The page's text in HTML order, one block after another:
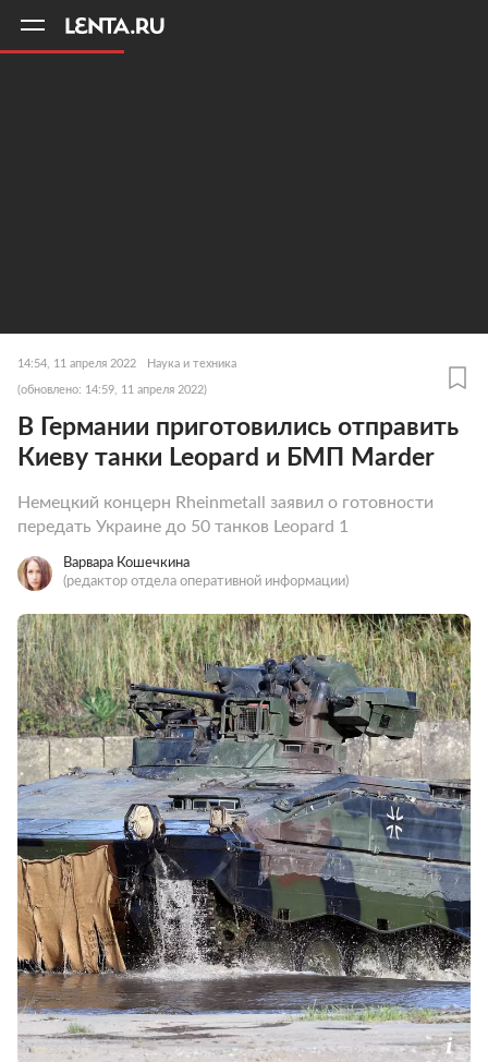
14:54, 11 апреля 2022 Наука и техника
(обновлено: 14:59, 11 апреля 2022)
В Германии приготовились отправить
Киеву танки Leopard и БМП Marder
Немецкий концерн Rheinmetall заявил о готовности
передать Украине до 50 танков Leopard 1
Варвара Кошечкина
(редактор отдела оперативной информации)